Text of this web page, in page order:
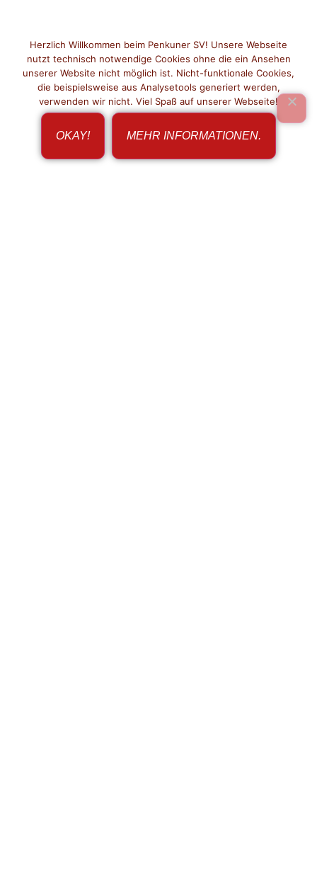
Herzlich Willkommen beim Penkuner SV! Unsere Webseite
nutzt technisch notwendige Cookies ohne die ein Ansehen
unserer Website nicht möglich ist. Nicht-funktionale Cookies,
die beispielsweise aus Analysetools generiert werden,
verwenden wir nicht. Viel Spaß auf unserer Webseite!
OKAY! MEHR INFORMATIONEN.